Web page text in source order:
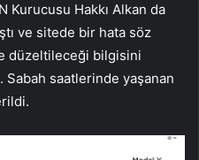
Kurucusu Hakkı Alkan da
ve sitede bir hata söz
düzeltileceği bilgisini
Sabah saatlerinde yaşanan